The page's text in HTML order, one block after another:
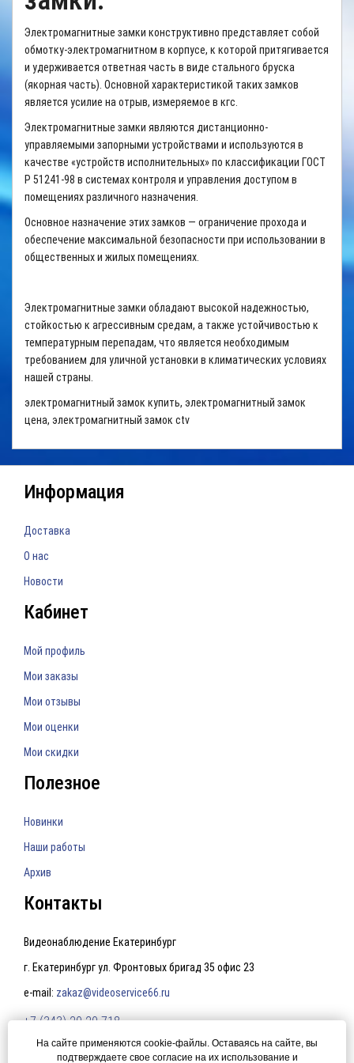
Электромагнитные замки конструктивно представляет собой
обмотку-электромагнитном в корпусе, к которой притягивается
и удерживается ответная часть в виде стального бруска
(якорная часть). Основной характеристикой таких замков
является усилие на отрыв, измеряемое в кгс.
Электромагнитные замки являются дистанционно-
управляемыми запорными устройствами и используются в
качестве «устройств исполнительных» по классификации ГОСТ
Р 51241-98 в системах контроля и управления доступом в
помещениях различного назначения.
Основное назначение этих замков — ограничение прохода и
обеспечение максимальной безопасности при использовании в
общественных и жилых помещениях.
Электромагнитные замки обладают высокой надежностью,
стойкостью к агрессивным средам, а также устойчивостью к
температурным перепадам, что является необходимым
требованием для уличной установки в климатических условиях
нашей страны.
электромагнитный замок купить, электромагнитный замок
цена, электромагнитный замок ctv
Информация
Доставка
О нас
Новости
Кабинет
Мой профиль
Мои заказы
Мои отзывы
Мои оценки
Мои скидки
Полезное
Новинки
Наши работы
Архив
Контакты
Видеонаблюдение Екатеринбург
г. Екатеринбург ул. Фронтовых бригад 35 офис 23
e-mail: zakaz@videoservice66.ru
+7 (343) 20-20-718
На сайте применяются cookie-файлы. Оставаясь на сайте, вы
подтверждаете свое согласие на их использование и